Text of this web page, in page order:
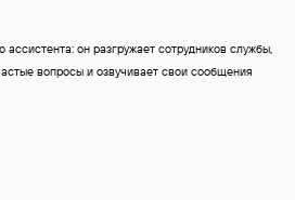
он разгружает сотрудников службы,
вопросы и озвучивает свои сообщения